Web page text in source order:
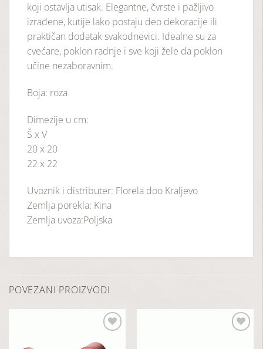
koji ostavlja utisak. Elegantne, čvrste i pažljivo
izrađene, kutije lako postaju deo dekoracije ili
praktičan dodatak svakodnevici. Idealne su za
cvećare, poklon radnje i sve koji žele da poklon
učine nezaboravnim.
Boja: roza
Dimezije u cm:
Š x V
20 x 20
22 x 22
Uvoznik i distributer: Florela doo Kraljevo
Zemlja porekla: Kina
Zemlja uvoza:Poljska
POVEZANI PROIZVODI